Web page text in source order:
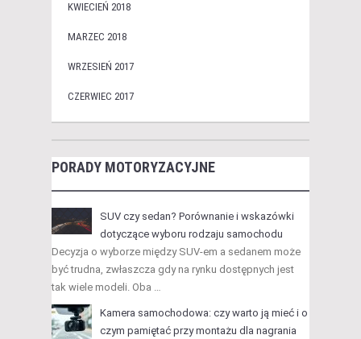
KWIECIEŃ 2018
MARZEC 2018
WRZESIEŃ 2017
CZERWIEC 2017
PORADY MOTORYZACYJNE
SUV czy sedan? Porównanie i wskazówki
dotyczące wyboru rodzaju samochodu
Decyzja o wyborze między SUV-em a sedanem może
być trudna, zwłaszcza gdy na rynku dostępnych jest
tak wiele modeli. Oba …
Kamera samochodowa: czy warto ją mieć i o
czym pamiętać przy montażu dla nagrania